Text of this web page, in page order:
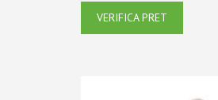
VERIFICA PRET